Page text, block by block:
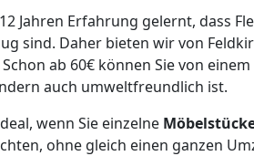
Jahren Erfahrung gelernt, dass
sind. Daher bieten wir von
Schon ab 60€ können Sie von
auch umweltfreundlich ist.
wenn Sie einzelne
ohne gleich einen ganzen